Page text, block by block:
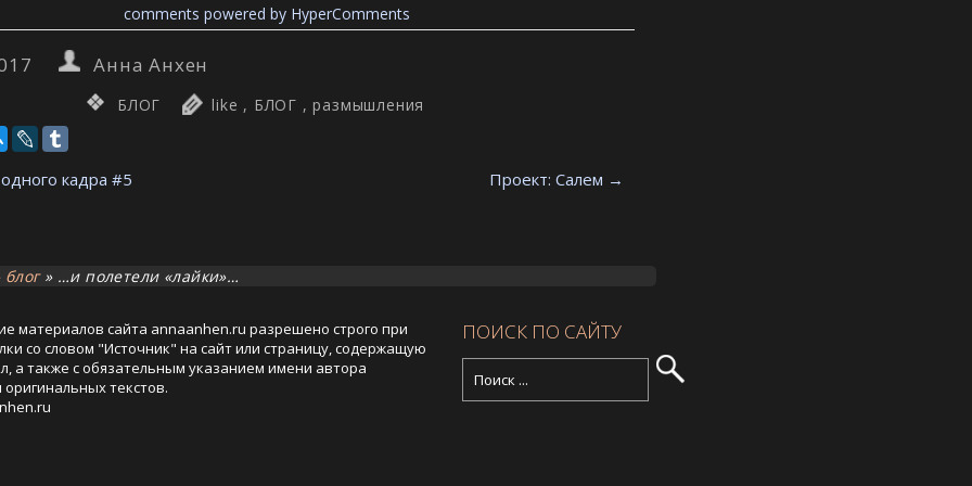
comments powered by HyperComments
Анна Анхен
БЛОГ like , БЛОГ ,размышления
кадра #5 Проект: Салем →
блог» …и полетели «лайки»…
материалов сайта annaanhen.ru разрешено строго при
со словом "Источник" на сайт или страницу, содержащую
а также с обязательным указанием имени автора
текстов.
ПОИСК ПО САЙТУ